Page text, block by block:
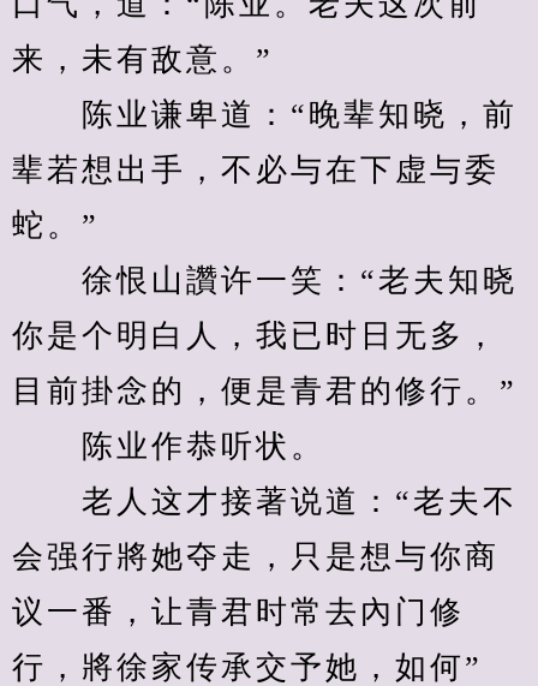
来，未有敌意。”
陈业谦卑道：“晚辈知晓，前
辈若想出手，不必与在下虚与委
蛇。”
徐恨山讚许一笑：“老夫知晓
你是个明白人，我已时日无多，
目前掛念的，便是青君的修行。”
陈业作恭听状。
老人这才接著说道：“老夫不
会强行將她夺走，只是想与你商
议一番，让青君时常去內门修
行，將徐家传承交予她，如何”